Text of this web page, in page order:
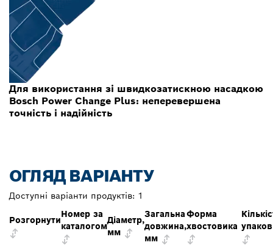
Для використання зі швидкозатискною насадкою
Bosch Power Change Plus: неперевершена
точність і надійність
ОГЛЯД ВАРІАНТУ
Доступні варіанти продуктів: 1
Розгорнути
Номер за
каталогом
Діаметр,
мм
Загальна
довжина,
мм
Форма
хвостовика